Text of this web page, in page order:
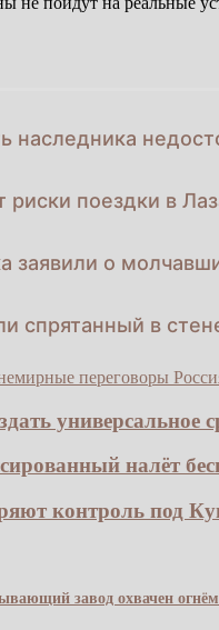
наследника
поездки в
заявили о
спрятанный в
мирные переговоры
универсальное
налёт
контроль под
завод охвачен огнём